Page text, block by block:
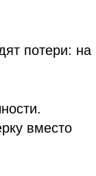
потери: на
вместо